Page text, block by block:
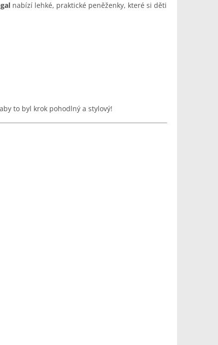
nabízí lehké, praktické peněženky, které si děti
to byl krok pohodlný a stylový!